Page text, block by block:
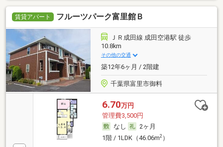
賃貸アパート フルーツパーク富里館Ｂ
ＪＲ成田線 成田空港駅 徒歩
10.8km
その他の交通
築12年6ヶ月 / 2階建
千葉県富里市御料
6.70万円
管理費3,500円
なし
2ヶ月
1階 / 1LDK（46.06m2）